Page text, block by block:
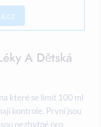
A Dětská
které se limit 100 ml
kontrole. První jsou
nezbytné pro